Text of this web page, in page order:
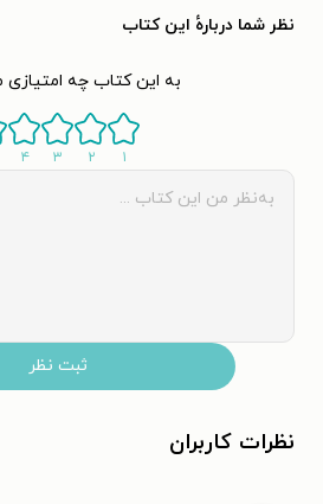
نظر شما دربارهٔ این کتاب
به این کتاب چه
۱ ۲ ۳ ۴
ثبت نظر
نظرات کاربران